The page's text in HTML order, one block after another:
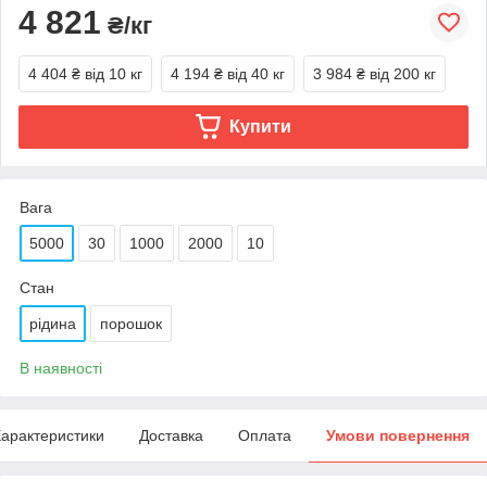
4 821 ₴/кг
4 404 ₴ від 10 кг 4 194 ₴ від 40 кг 3 984 ₴ від 200 кг
Купити
Вага
5000 30 1000 2000 10
Стан
рідина порошок
В наявності
Доставка Оплата Умови повернення